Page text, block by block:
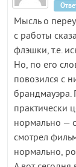
Мысль о
c работы
флэшки, т.е.
Но, по его
повозился с
брандмауэра.
практически
нормально —
смотрел
нормально,